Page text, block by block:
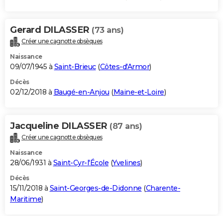
Gerard DILASSER (73 ans)
Créer une cagnotte obsèques
Naissance
09/07/1945 à Saint-Brieuc(Côtes-d'Armor)
Décès
02/12/2018 à Baugé-en-Anjou (Maine-et-Loire)
Jacqueline DILASSER (87 ans)
Créer une cagnotte obsèques
Naissance
28/06/1931 à Saint-Cyr-l'École (Yvelines)
Décès
15/11/2018 à Saint-Georges-de-Didonne (Charente-
Maritime)